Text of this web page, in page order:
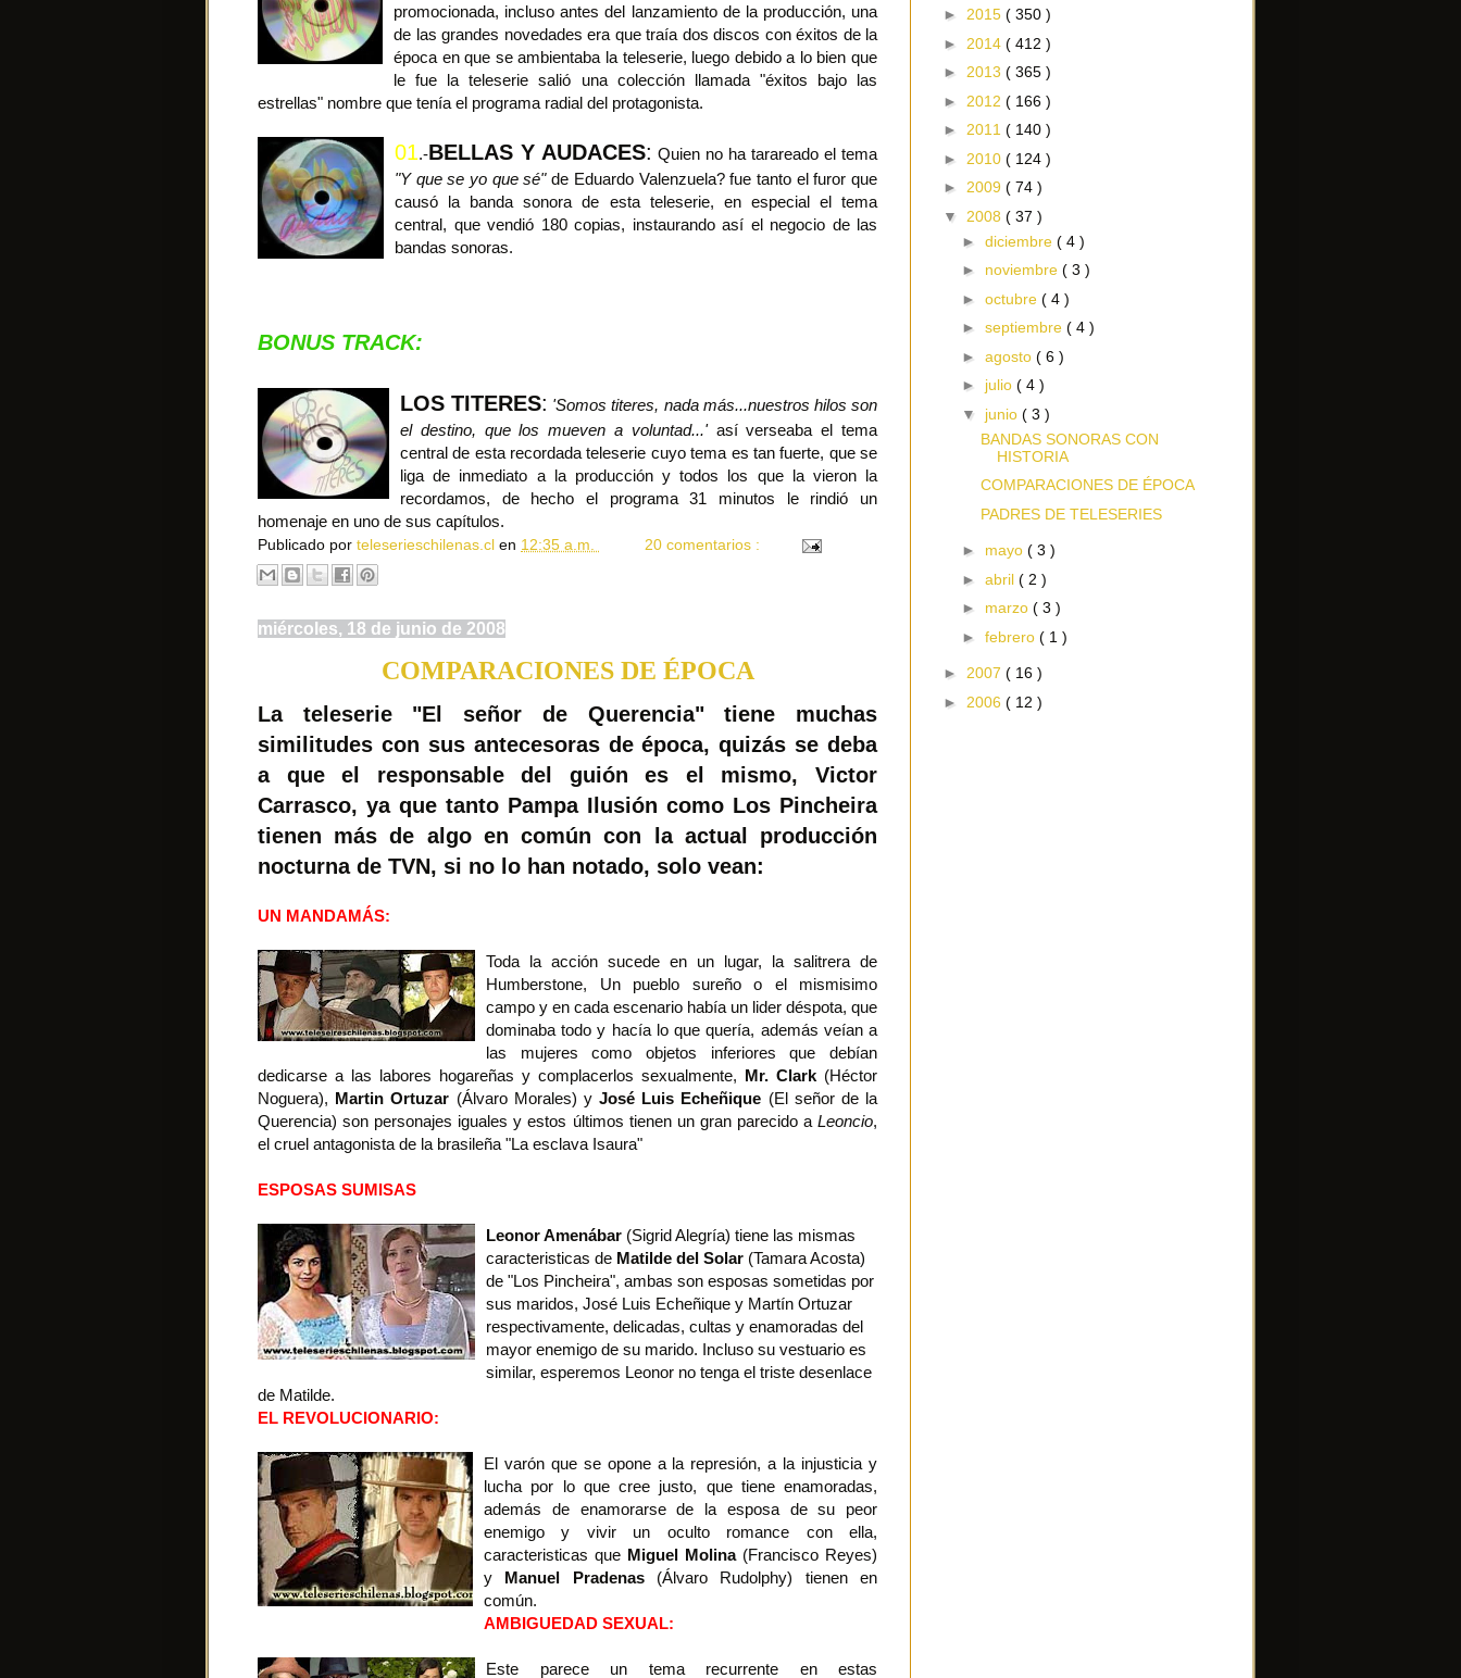
promocionada, incluso antes del lanzamiento de la producción, una
de las grandes novedades era que traía dos discos con éxitos de la
época en que se ambientaba la teleserie, luego debido a lo bien que
le fue la teleserie salió una colección llamada "éxitos bajo las
estrellas" nombre que tenía el programa radial del protagonista.
01.-BELLAS Y AUDACES: Quien no ha tarareado el tema
"Y que se yo que sé"de Eduardo Valenzuela? fue tanto el furor que
causó la banda sonora de esta teleserie, en especial el tema
central, que vendió 180 copias, instaurando así el negocio de las
bandas sonoras.
BONUS TRACK:
LOS TITERES: 'Somos titeres, nada más...nuestros hilos son
el destino, que los mueven a voluntad...'así verseaba el tema
central de esta recordada teleserie cuyo tema es tan fuerte, que se
liga de inmediato a la producción y todos los que la vieron la
recordamos, de hecho el programa 31 minutos le rindió un
homenaje en uno de sus capítulos.
Publicado por teleserieschilenas.cl en 12:35 a.m. 20 comentarios :
miércoles, 18 de junio de 2008
COMPARACIONES DE ÉPOCA
La teleserie "El señor de Querencia" tiene muchas
similitudes con sus antecesoras de época, quizás se deba
a que el responsable del guión es el mismo, Victor
Carrasco, ya que tanto Pampa Ilusión como Los Pincheira
tienen más de algo en común con la actual producción
nocturna de TVN, si no lo han notado, solo vean:
UN MANDAMÁS:
Toda la acción sucede en un lugar, la salitrera de
Humberstone, Un pueblo sureño o el mismisimo
campo y en cada escenario había un lider déspota, que
dominaba todo y hacía lo que quería, además veían a
las mujeres como objetos inferiores que debían
dedicarse a las labores hogareñas y complacerlos sexualmente, Mr. Clark (Héctor
Noguera), Martin Ortuzar (Álvaro Morales) yJosé Luis Echeñique (El señor de la
Querencia) son personajes iguales y estos últimos tienen un gran parecido a Leoncio,
el cruel antagonista de la brasileña "La esclava Isaura"
ESPOSAS SUMISAS
Leonor Amenábar (Sigrid Alegría) tiene las mismas
caracteristicas de Matilde del Solar (Tamara Acosta)
de "Los Pincheira", ambas son esposas sometidas por
sus maridos, José Luis Echeñique y Martín Ortuzar
respectivamente, delicadas, cultas y enamoradas del
mayor enemigo de su marido. Incluso su vestuario es
similar, esperemos Leonor no tenga el triste desenlace
de Matilde.
EL REVOLUCIONARIO:
El varón que se opone a la represión, a la injusticia y
lucha por lo que cree justo, que tiene enamoradas,
además de enamorarse de la esposa de su peor
enemigo y vivir un oculto romance con ella,
caracteristicas que Miguel Molina(Francisco Reyes)
y Manuel Pradenas(Álvaro Rudolphy) tienen en
común.
AMBIGUEDAD SEXUAL:
Este parece un tema recurrente en estas
► 2015 ( 350 )
► 2014 ( 412 )
► 2013 ( 365 )
► 2012 ( 166 )
► 2011 ( 140 )
► 2010 ( 124 )
► 2009 ( 74 )
▼ 2008 ( 37 )
► diciembre ( 4 )
► noviembre ( 3 )
► octubre ( 4 )
► septiembre ( 4 )
► agosto ( 6 )
► julio ( 4 )
▼ junio ( 3 )
BANDAS SONORAS CON
HISTORIA
COMPARACIONES DE ÉPOCA
PADRES DE TELESERIES
► mayo ( 3 )
► abril ( 2 )
► marzo ( 3 )
► febrero ( 1 )
► 2007 ( 16 )
► 2006 ( 12 )